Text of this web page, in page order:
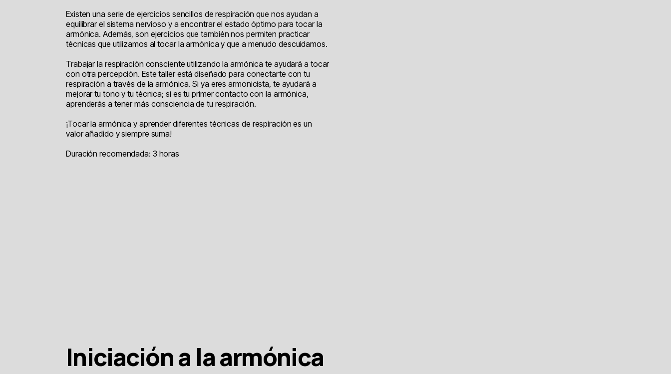
Existen una serie de ejercicios sencillos de respiración que nos ayudan a
equilibrar el sistema nervioso y a encontrar el estado óptimo para tocar la
armónica. Además, son ejercicios que también nos permiten practicar
técnicas que utilizamos al tocar la armónica y que a menudo descuidamos.
Trabajar la respiración consciente utilizando la armónica te ayudará a tocar
con otra percepción. Este taller está diseñado para conectarte con tu
respiración a través de la armónica. Si ya eres armonicista, te ayudará a
mejorar tu tono y tu técnica; si es tu primer contacto con la armónica,
aprenderás a tener más consciencia de tu respiración.
¡Tocar la armónica y aprender diferentes técnicas de respiración es un
valor añadido y siempre suma!
Duración recomendada: 3 horas
Iniciación a la armónica